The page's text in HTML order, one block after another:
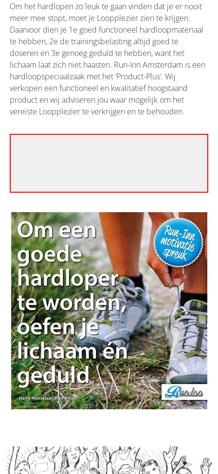
Om het hardlopen zo leuk te gaan vinden dat je er nooit
meer mee stopt, moet je Loopplezier zien te krijgen.
Daarvoor dien je 1e goed functioneel hardloopmateriaal
te hebben, 2e de trainingsbelasting altijd goed te
doseren en 3e genoeg geduld te hebben, want het
lichaam laat zich niet haasten. Run-Inn Amsterdam is een
hardloopspeciaalzaak met het ‘Product-Plus’. Wij
verkopen een functioneel en kwalitatief hoogstaand
product en wij adviseren jou waar mogelijk om het
vereiste Loopplezier te verkrijgen en te behouden.